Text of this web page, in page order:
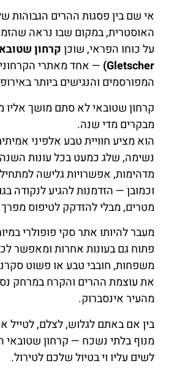
אי שם בין פסגות ההרים הגבוהות
האוסטרית, במקום שבו נראה
על כוחו הפראי, שוכן
Gletscher) — אחד מאתרי
המפורסמים והנגישים ביותר
קרחון שטובאי לא סתם מושך אליו
מבקרים מדי שנה.
הוא מציע חוויית טבע אלפיני
נשימה, שלג כמעט בכל עונות
מדהימות, אפשרויות גלישה
מטרים, מבלי להזדקק לטיפוס
מעבר להיותו אתר סקי פופולרי
פתוח גם בעונות אחרות ומאפשר
משפחות, חובבי טבע או פשוט
את עוצמת ההרים והקרח במרחק
מהעיר אינסברוק.
בין אם באתם לגלוש, לצלם,
מנוף בלתי נשכח — קרחון שטובאי
לשים עליו וי בטיול שלכם לטירול.